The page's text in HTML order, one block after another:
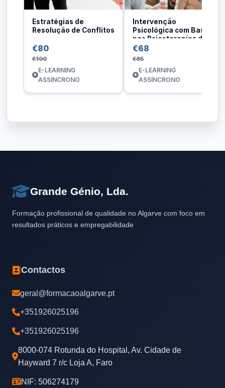
Estratégias de
Resolução de Conflitos
€80
€100
E-LEARNING
ASSÍNCRONO
Intervenção
Psicológica com Base
nas Psicoterapias de
Apoio
€68
€85
E-LEARNING
ASSÍNCRONO
Grande Génio, Lda.
Formação profissional de qualidade no Algarve com foco em
resultados práticos e empregabilidade
Contactos
geral@formacaoalgarve.pt
+351926025196
+351926025196
8000-074 Rotunda do Hospital, Av. Cidade de
Hayward 7 r/c Loja A, Faro
NIF: 506274179